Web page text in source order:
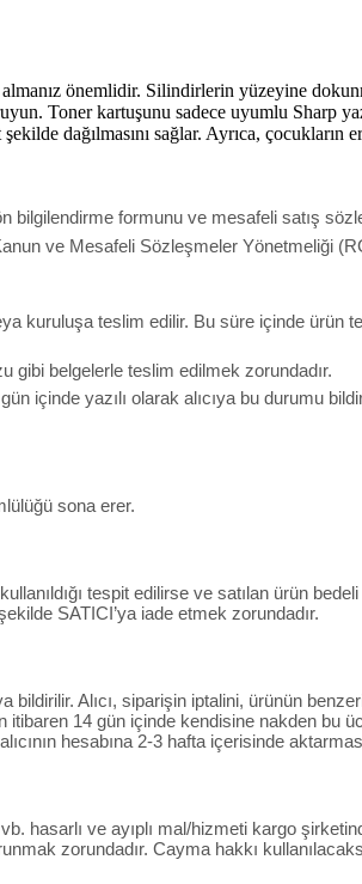
önemlidir. Silindirlerin yüzeyine
Toner kartuşunu sadece uyumlu Sharp
dağılmasını sağlar. Ayrıca,
formunu ve mesafeli satış
ve Mesafeli Sözleşmeler Yönetmeliği
kuruluşa teslim edilir. Bu süre içinde ürün
gibi belgelerle teslim edilmek zorundadır.
içinde yazılı olarak alıcıya bu durumu
sona erer.
tespit edilirse ve satılan ürün
SATICI’ya iade etmek zorundadır.
bildirilir. Alıcı, siparişin iptalini, ürünün
14 gün içinde kendisine nakden bu
hesabına 2-3 hafta içerisinde
hasarlı ve ayıplı mal/hizmeti kargo
zorundadır. Cayma hakkı